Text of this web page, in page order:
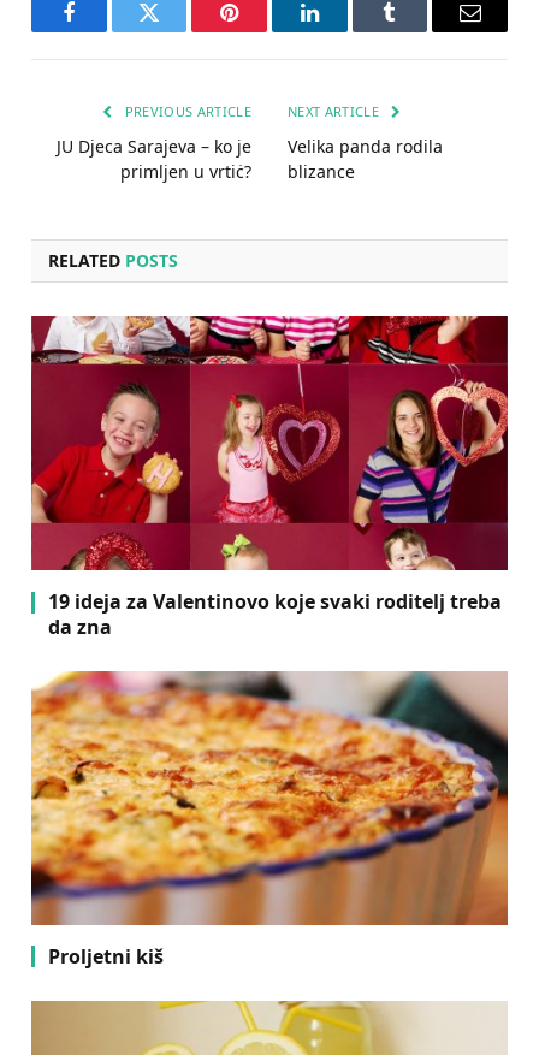
FacebookTwitter Pinterest LinkedInTumblr Email
PREVIOUS ARTICLE
JU Djeca Sarajeva – ko je
primljen u vrtiċ?
NEXT ARTICLE
Velika panda rodila
blizance
RELATED POSTS
19 ideja za Valentinovo koje svaki roditelj treba
da zna
Proljetni kiš